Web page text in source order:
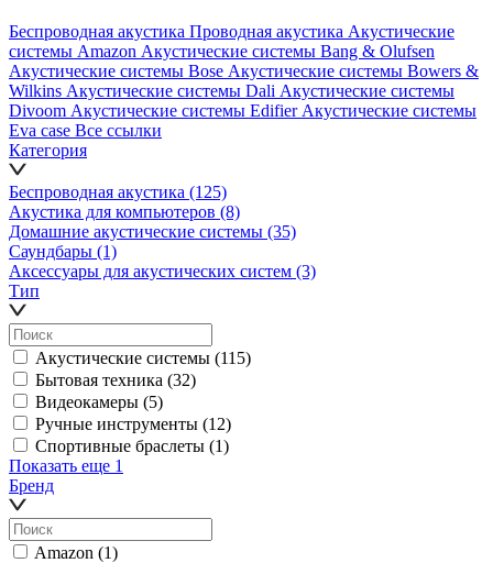
Беспроводная акустика Проводная акустика Акустические
системы Amazon Акустические системы Bang & Olufsen
Акустические системы Bose Акустические системы Bowers &
Wilkins Акустические системы Dali Акустические системы
Divoom Акустические системы Edifier Акустические системы
Eva case Все ссылки
Категория
Беспроводная акустика (125)
Акустика для компьютеров (8)
Домашние акустические системы (35)
Саундбары (1)
Аксессуары для акустических систем (3)
Тип
Акустические системы (115)
Бытовая техника (32)
Видеокамеры (5)
Ручные инструменты (12)
Спортивные браслеты (1)
Показать еще 1
Бренд
Amazon (1)